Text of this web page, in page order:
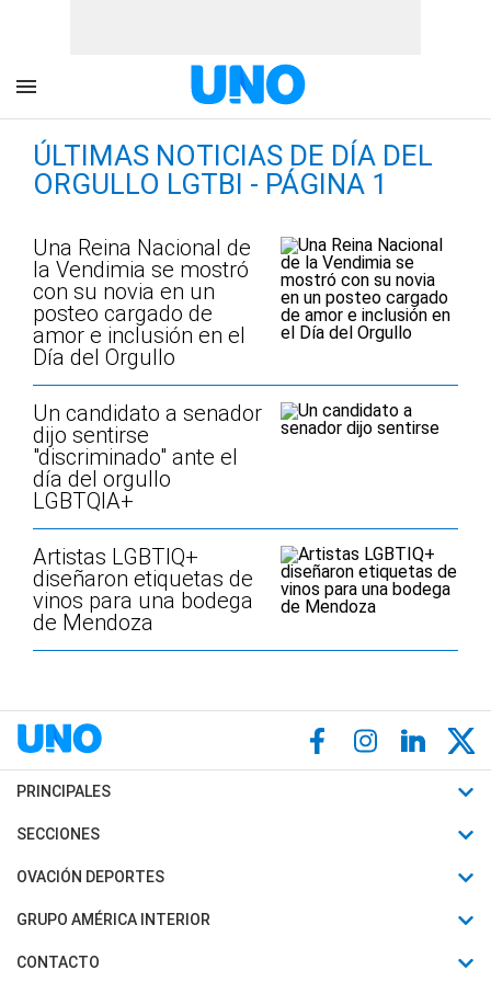
ÚLTIMAS NOTICIAS DE DÍA DEL
ORGULLO LGTBI - PÁGINA 1
Una Reina Nacional de
la Vendimia se mostró
con su novia en un
posteo cargado de
amor e inclusión en el
Día del Orgullo
Un candidato a senador
dijo sentirse
"discriminado" ante el
día del orgullo
LGBTQIA+
Artistas LGBTIQ+
diseñaron etiquetas de
vinos para una bodega
de Mendoza
PRINCIPALES
Últimas Noticias
Política
Judiciales
SECCIONES
Horóscopo
Motores
OVACIÓN DEPORTES
Fútbol
Mundial
GRUPO AMÉRICA INTERIOR
Canal 7 en Vivo
CONTACTO